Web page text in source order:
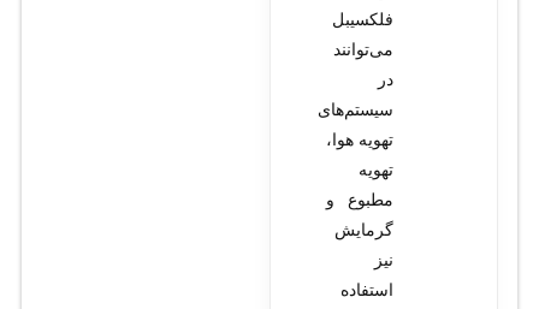
فلکسیبل
می‌توانند
در
سیستم‌های
تهویه هوا،
تهویه
مطبوع و
گرمایش
نیز
استفاده